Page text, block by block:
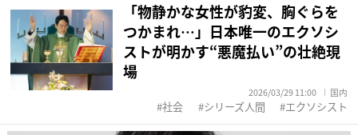
「物静かな女性が豹変、胸ぐらを
つかまれ…」日本唯一のエクソシ
ストが明かす“悪魔払い”の壮絶現
場
2026/03/29 11:00 国内
社会 シリーズ人間 エクソシスト